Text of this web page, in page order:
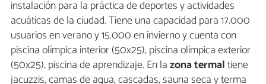
instalación para la práctica de deportes y actividades
acuáticas de la ciudad. Tiene una capacidad para 17.000
usuarios en verano y 15.000 en invierno y cuenta con
piscina olímpica interior (50x25), piscina olímpica exterior
(50x25), piscina de aprendizaje. En lazona termaltiene
jacuzzis, camas de agua, cascadas, sauna seca y terma